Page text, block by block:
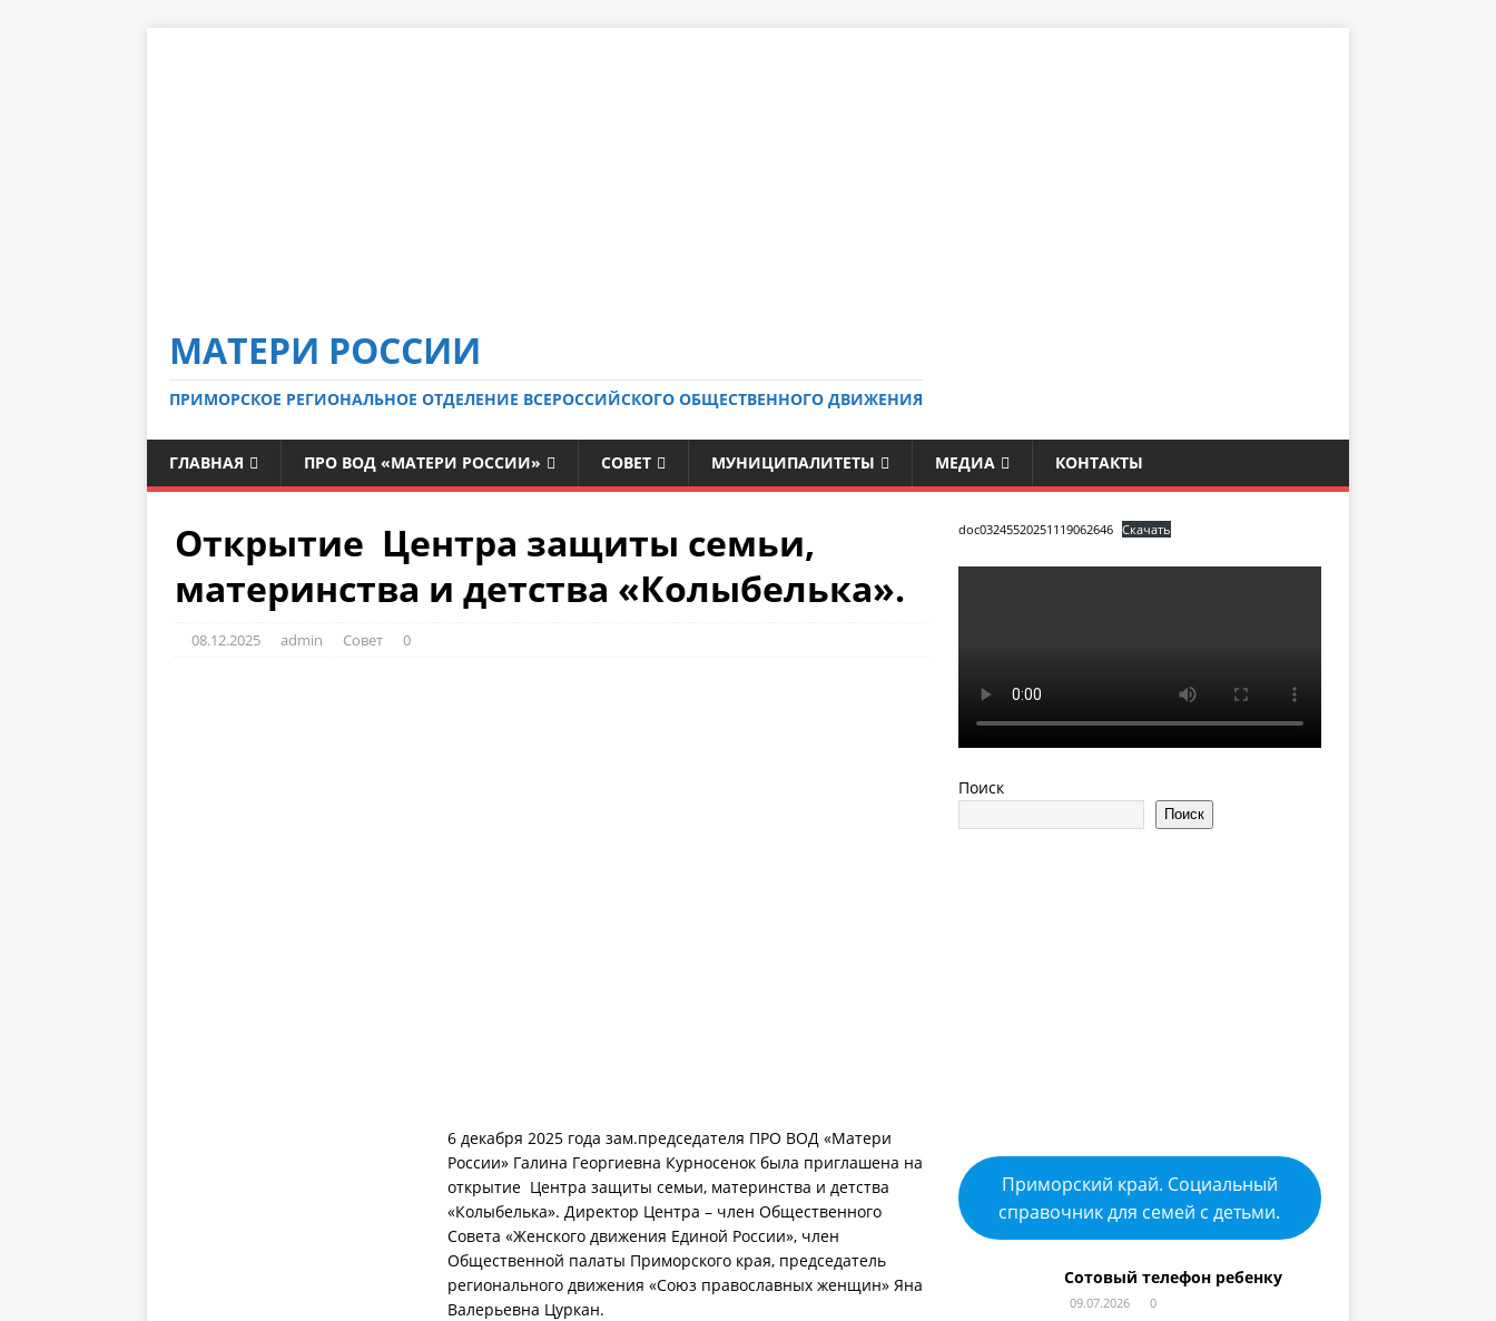
МАТЕРИ РОССИИ
ПРИМОРСКОЕ РЕГИОНАЛЬНОЕ ОТДЕЛЕНИЕ ВСЕРОССИЙСКОГО ОБЩЕСТВЕННОГО ДВИЖЕНИЯ
ГЛАВНАЯ ПРО ВОД «МАТЕРИ РОССИИ» СОВЕТ МУНИЦИПАЛИТЕТЫ МЕДИА КОНТАКТЫ
Открытие Центра защиты семьи,
материнства и детства «Колыбелька».
08.12.2025 admin Совет 0
6 декабря 2025 года зам.председателя ПРО ВОД «Матери
России» Галина Георгиевна Курносенок была приглашена на
открытие Центра защиты семьи, материнства и детства
«Колыбелька». Директор Центра – член Общественного
Совета «Женского движения Единой России», член
Общественной палаты Приморского края, председатель
регионального движения «Союз православных женщин» Яна
Валерьевна Цуркан.
doc03245520251119062646 Скачать
Поиск
Поиск
Приморский край. Социальный
справочник для семей с детьми.
Сотовый телефон ребенку
09.07.2026 0